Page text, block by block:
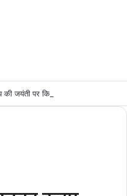
की जयंती पर किया नमन